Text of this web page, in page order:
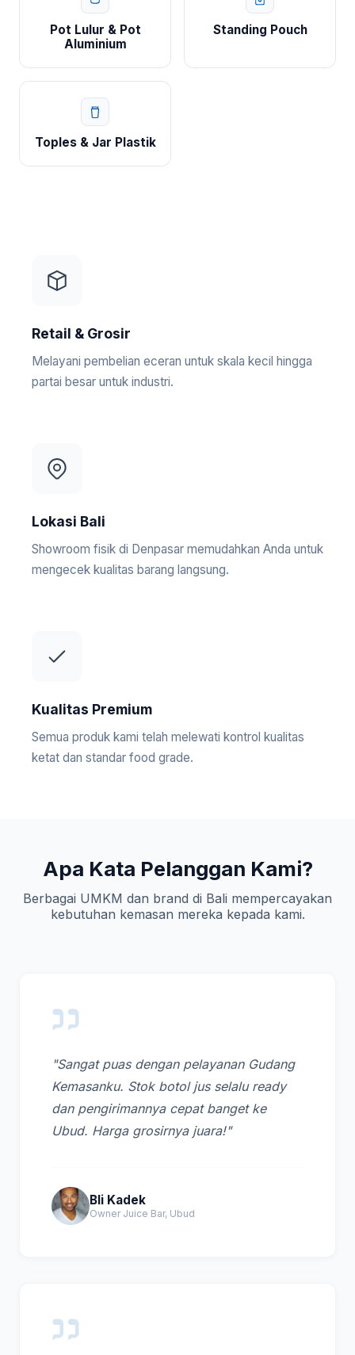
Pot Lulur & Pot
Aluminium
Standing Pouch
Toples & Jar Plastik
Retail & Grosir
Melayani pembelian eceran untuk skala kecil hingga
partai besar untuk industri.
Lokasi Bali
Showroom fisik di Denpasar memudahkan Anda untuk
mengecek kualitas barang langsung.
Kualitas Premium
Semua produk kami telah melewati kontrol kualitas
ketat dan standar food grade.
Apa Kata Pelanggan Kami?
Berbagai UMKM dan brand di Bali mempercayakan
kebutuhan kemasan mereka kepada kami.
"Sangat puas dengan pelayanan Gudang
Kemasanku. Stok botol jus selalu ready
dan pengirimannya cepat banget ke
Ubud. Harga grosirnya juara!"
Bli Kadek
Owner Juice Bar, Ubud